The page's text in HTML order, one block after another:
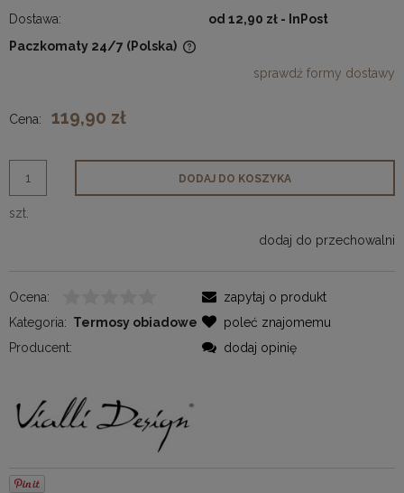
Dostawa:
od 12,90 zł - InPost
Paczkomaty 24/7 (Polska)
sprawdź formy dostawy
Cena: 119,90 zł
szt.
DODAJ DO KOSZYKA
dodaj do przechowalni
Ocena:
Kategoria: Termosy obiadowe
Producent:
zapytaj o produkt
poleć znajomemu
dodaj opinię